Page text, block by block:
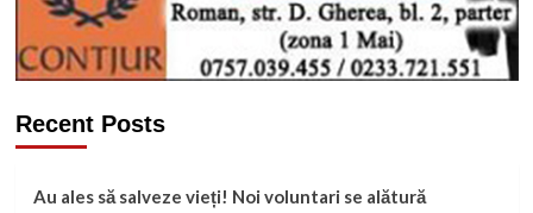
Recent Posts
Au ales să salveze vieți! Noi voluntari se alătură